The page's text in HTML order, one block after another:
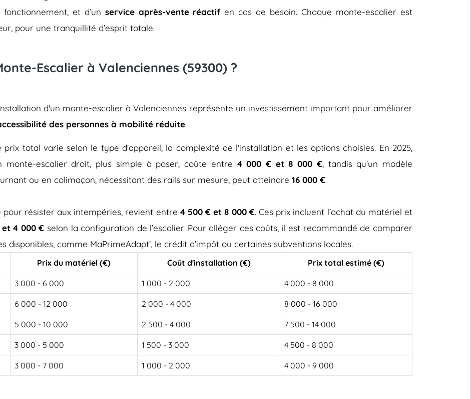
fonctionnement, et d’un service après-vente réactifen cas de besoin. Chaque monte-escalier est
pour une tranquillité d’esprit totale.
Escalier à Valenciennes (59300) ?
d'un monte-escalier à Valenciennes représente un investissement important pour améliorer
des personnes à mobilité réduite.
prix total varie selon le type d'appareil, la complexité de l'installation et les options choisies. En 2025,
monte-escalier droit, plus simple à poser, coûte entre 4 000 € et 8 000 € , tandis qu’un modèle
ou en colimaçon, nécessitant des rails sur mesure, peut atteindre 16 000 €.
pour résister aux intempéries, revient entre 4 500 € et 8 000 €. Ces prix incluent l’achat du matériel et
et 4 000 € selon la configuration de l’escalier. Pour alléger ces coûts, il est recommandé de comparer
disponibles, comme MaPrimeAdapt', le crédit d’impôt ou certaines subventions locales.
Prix du matériel (€) Coût d'installation (€) Prix total estimé (€)
3 000 - 6 000 1 000 - 2 000 4 000 - 8 000
6 000 - 12 000 2 000 - 4 000 8 000 - 16 000
5 000 - 10 000 2 500 - 4 000 7 500 - 14 000
3 000 - 5 000 1 500 - 3 000 4 500 - 8 000
3 000 - 7 000 1 000 - 2 000 4 000 - 9 000